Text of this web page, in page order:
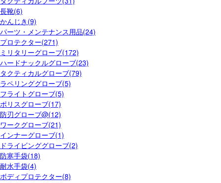
長靴(6)
かんじき(9)
パーツ・メンテナンス用品(24)
プロテクター(271)
ミリタリーグローブ(172)
ハードナックルグローブ(23)
タクティカルグローブ(79)
ラペリンググローブ(5)
フライトグローブ(5)
ポリスグローブ(17)
防刃グローブ@(12)
ワークグローブ(21)
インナーグローブ(1)
ドライビンググローブ(2)
防寒手袋(18)
耐水手袋(4)
ボディプロテクター(8)